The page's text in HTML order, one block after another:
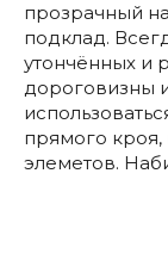
прозрачный
подклад.
утончённых и
дороговизны
прямого кроя,
элеметов.